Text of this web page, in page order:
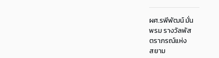
ผศ.รพีพัฒน์ มั่น
พรม รางวัลพัส
ตราภรณ์แห่ง
สยาม